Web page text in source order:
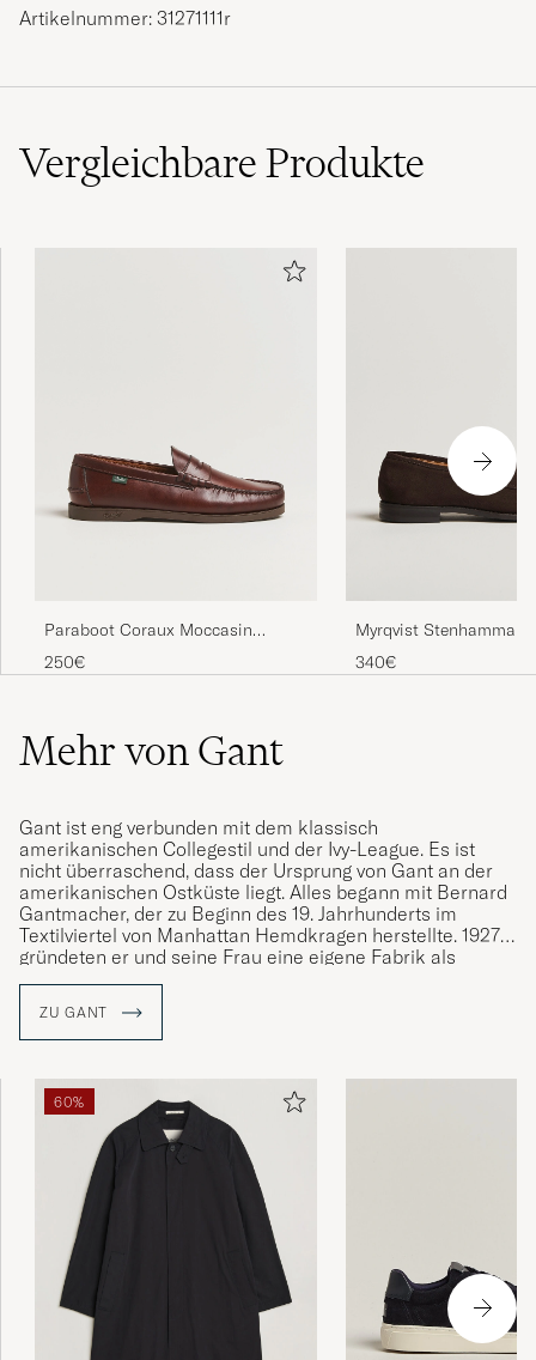
Artikelnummer: 31271111r
VergleichbareProdukte
Paraboot Coraux Moccasin
America
250€
Myrqvist Stenhammar
Dark Brown Suede
340€
Mehr von Gant
Gant ist eng verbunden mit dem klassisch
amerikanischen Collegestil und der Ivy-League. Es ist
nicht überraschend, dass der Ursprung von Gant an der
amerikanischen Ostküste liegt. Alles begann mit Bernard
Gantmacher, der zu Beginn des 19. Jahrhunderts im
Textilviertel von Manhattan Hemdkragen herstellte. 1927
gründeten er und seine Frau eine eigene Fabrik als
Subunternehmer für andere Marken. Die Hemden, die für
mehr an Popularität. Im Jahr 1949 gründete die Familie
Gantmacher zusammen mit ihren Söhne die Marke Gant.
Gant wurde vom Preppy-Stil geprägt wie der Style von der
Marke selbst und ist seit seiner Gründung mit klassischen
Kleidungsstücken wie dem Button-Down-Hemd, der
khakifarbenen Chinohose und dem Rugby-Shirt an der
Definition des klassischen, amerikanischen College-Stils
beteiligt.
ZU GANT
60%